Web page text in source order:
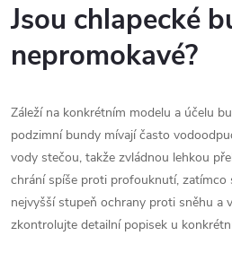
Jsou chlapecké
nepromokavé?
Záleží na konkrétním modelu a účelu
podzimní bundy mívají často
vody stečou, takže zvládnou lehkou
chrání spíše proti profouknutí, zatímco
nejvyšší stupeň ochrany proti sněhu a
zkontrolujte detailní popisek u